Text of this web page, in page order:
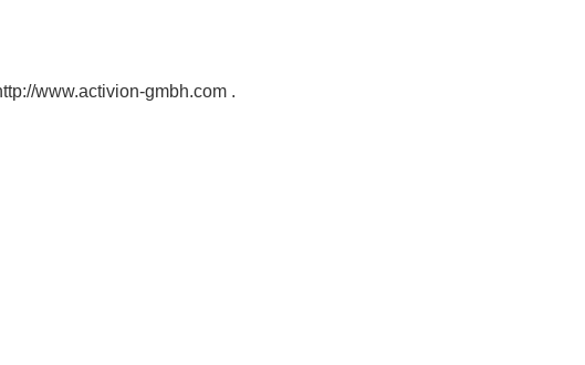
www.activion-gmbh.com .